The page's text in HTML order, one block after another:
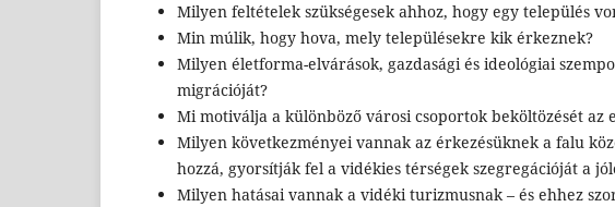
Milyen feltételek szükségesek ahhoz, hogy egy település
Min múlik, hogy hova, mely településekre kik érkeznek?
Milyen életforma-elvárások, gazdasági és ideológiai
migrációját?
Mi motiválja a különböző városi csoportok beköltözését az
Milyen következményei vannak az érkezésüknek a falu
hozzá, gyorsítják fel a vidékies térségek szegregációját a
Milyen hatásai vannak a vidéki turizmusnak – és ehhez